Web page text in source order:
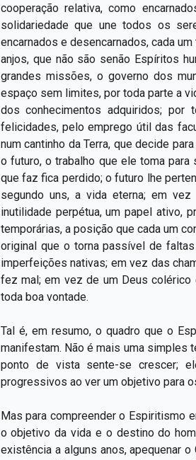
cooperação relativa, como
solidariedade que une todos os
encarnados e desencarnados, cada
anjos, que não são senão Espíritos
grandes missões, o governo dos
espaço sem limites, por toda parte a
dos conhecimentos adquiridos;
felicidades, pelo emprego útil das
num cantinho da Terra, que decide
o futuro, o trabalho que ele toma
que faz fica perdido; o futuro lhe
segundo uns, a vida eterna; em
inutilidade perpétua, um papel ativo,
temporárias, a posição que cada um
original que o torna passível de
imperfeições nativas; em vez das
fez mal; em vez de um Deus colérico
toda boa vontade.
Tal é, em resumo, o quadro que o
manifestam. Não é mais uma simples
ponto de vista sente-se crescer;
progressivos ao ver um objetivo para
Mas para compreender o Espiritismo
o objetivo da vida e o destino do
existência a alguns anos, apequenar